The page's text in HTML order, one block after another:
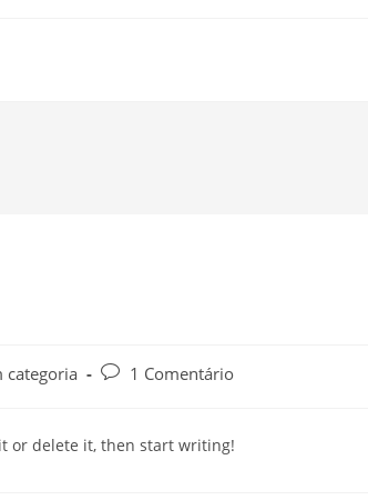
categoria 1 Comentário
or delete it, then start writing!